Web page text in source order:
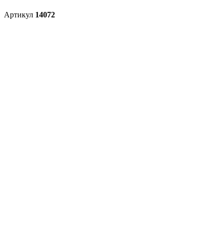
Артикул 14072